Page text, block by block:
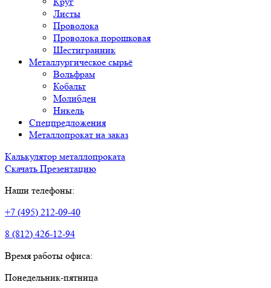
Листы
Проволока
Проволока порошковая
Шестигранник
Металлургическое сырьё
Вольфрам
Кобальт
Молибден
Никель
Спецпредложения
Металлопрокат на заказ
Калькулятор металлопроката
Скачать Презентацию
Наши телефоны:
+7 (495) 212-09-40
8 (812) 426-12-94
Время работы офиса:
Понедельник-пятница